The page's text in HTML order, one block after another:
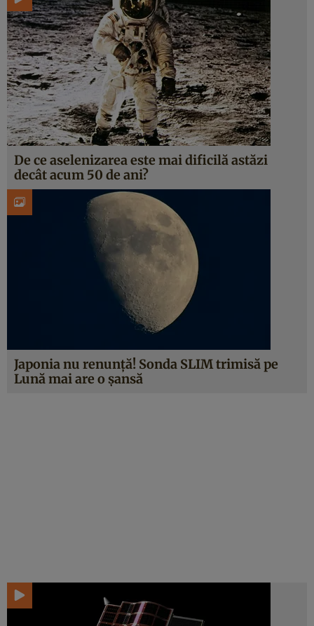
De ce aselenizarea este mai dificilă astăzi
decât acum 50 de ani?
Japonia nu renunță! Sonda SLIM trimisă pe
Lună mai are o șansă